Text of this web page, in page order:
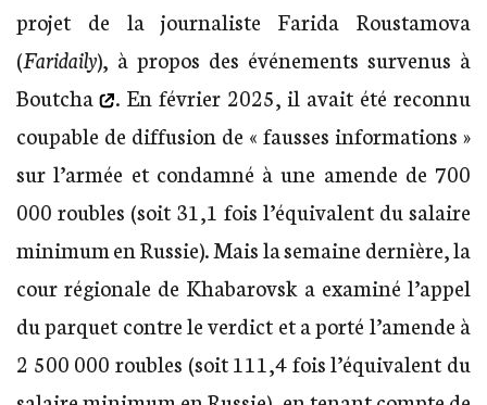
projet de la journaliste Farida Roustamova
(Faridaily), à propos des événements survenus à
Boutcha
. En février 2025, il avait été reconnu
coupable de diffusion de « fausses informations »
sur l’armée et condamné à une amende de 700
000 roubles (soit 31,1 fois l’équivalent du salaire
minimum en Russie). Mais la semaine dernière, la
cour régionale de Khabarovsk a examiné l’appel
du parquet contre le verdict et a porté l’amende à
2 500 000 roubles (soit 111,4 fois l’équivalent du